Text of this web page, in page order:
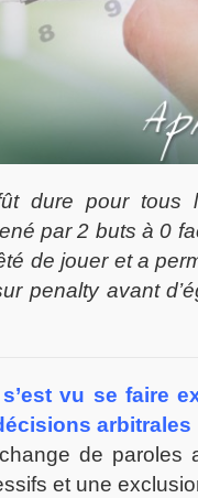
dure pour tous
par 2 buts à 0
de jouer et a
penalty avant
vu se faire
arbitrales
de paroles
et une